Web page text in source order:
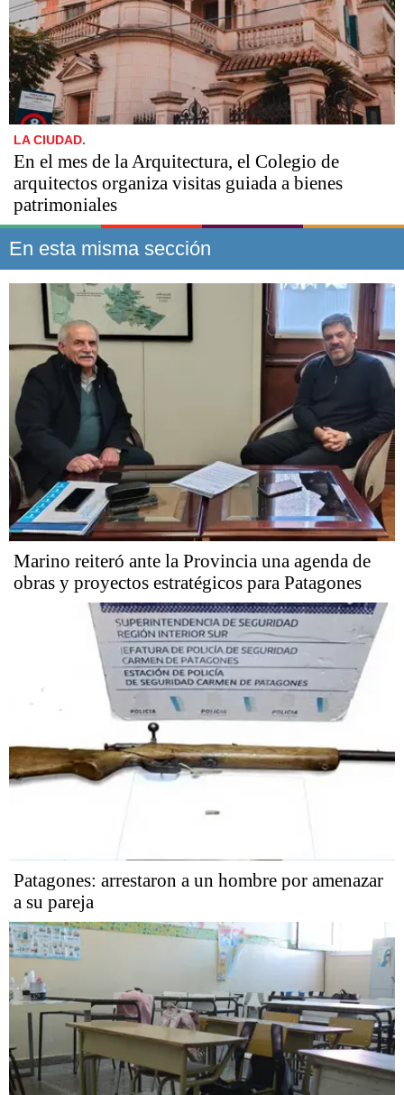
LA CIUDAD.
En el mes de la Arquitectura, el Colegio de
arquitectos organiza visitas guiada a bienes
patrimoniales
En esta misma sección
Marino reiteró ante la Provincia una agenda de
obras y proyectos estratégicos para Patagones
Patagones: arrestaron a un hombre por amenazar
a su pareja